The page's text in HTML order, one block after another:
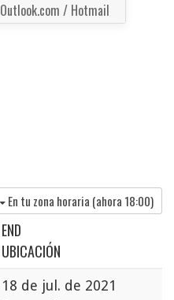
Outlook.com / Hotmail
En tu zona horaria (ahora 18:00)
END
UBICACIÓN
18 de jul. de 2021